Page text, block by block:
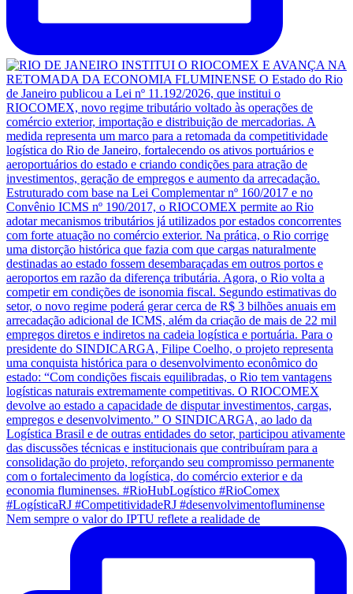
Nem sempre o valor do IPTU reflete a realidade de